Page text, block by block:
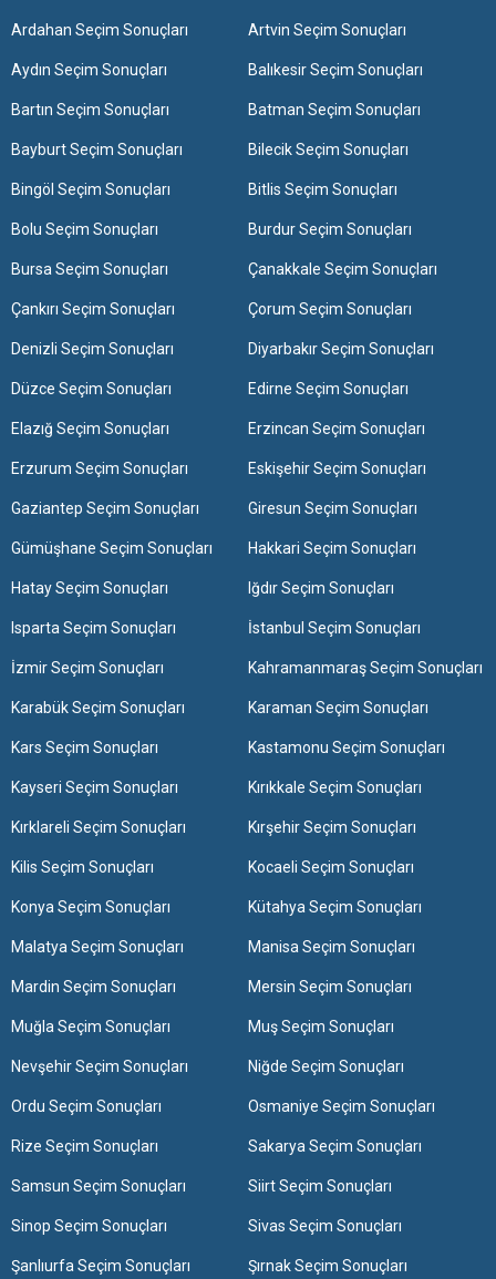
Ardahan Seçim Sonuçları Artvin Seçim Sonuçları
Aydın Seçim Sonuçları Balıkesir Seçim Sonuçları
Bartın Seçim Sonuçları Batman Seçim Sonuçları
Bayburt Seçim Sonuçları Bilecik Seçim Sonuçları
Bingöl Seçim Sonuçları Bitlis Seçim Sonuçları
Bolu Seçim Sonuçları Burdur Seçim Sonuçları
Bursa Seçim Sonuçları Çanakkale Seçim Sonuçları
Çankırı Seçim Sonuçları Çorum Seçim Sonuçları
Denizli Seçim Sonuçları Diyarbakır Seçim Sonuçları
Düzce Seçim Sonuçları Edirne Seçim Sonuçları
Elazığ Seçim Sonuçları Erzincan Seçim Sonuçları
Erzurum Seçim Sonuçları Eskişehir Seçim Sonuçları
Gaziantep Seçim Sonuçları Giresun Seçim Sonuçları
Gümüşhane Seçim Sonuçları Hakkari Seçim Sonuçları
Hatay Seçim Sonuçları Iğdır Seçim Sonuçları
Isparta Seçim Sonuçları İstanbul Seçim Sonuçları
İzmir Seçim Sonuçları Kahramanmaraş Seçim Sonuçları
Karabük Seçim Sonuçları Karaman Seçim Sonuçları
Kars Seçim Sonuçları Kastamonu Seçim Sonuçları
Kayseri Seçim Sonuçları Kırıkkale Seçim Sonuçları
Kırklareli Seçim Sonuçları Kırşehir Seçim Sonuçları
Kilis Seçim Sonuçları Kocaeli Seçim Sonuçları
Konya Seçim Sonuçları Kütahya Seçim Sonuçları
Malatya Seçim Sonuçları Manisa Seçim Sonuçları
Mardin Seçim Sonuçları Mersin Seçim Sonuçları
Muğla Seçim Sonuçları Muş Seçim Sonuçları
Nevşehir Seçim Sonuçları Niğde Seçim Sonuçları
Ordu Seçim Sonuçları Osmaniye Seçim Sonuçları
Rize Seçim Sonuçları Sakarya Seçim Sonuçları
Samsun Seçim Sonuçları Siirt Seçim Sonuçları
Sinop Seçim Sonuçları Sivas Seçim Sonuçları
Şanlıurfa Seçim Sonuçları Şırnak Seçim Sonuçları